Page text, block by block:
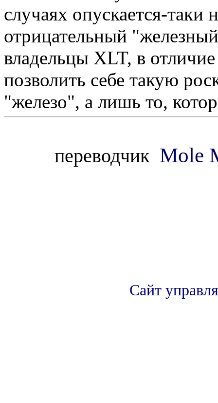
случаях опускается-
отрицательный
владельцы XLT, в
позволить себе такую
"железо", а лишь то,
переводчик Mole
Сайт